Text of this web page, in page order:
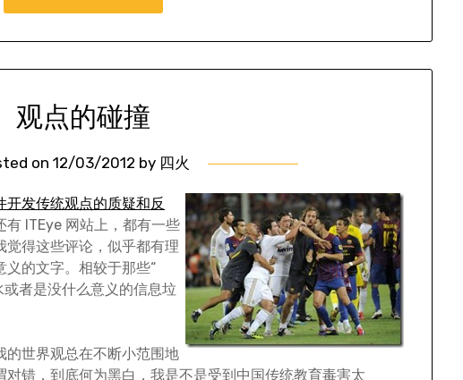
观点的碰撞
on12/03/2012 by 四火
开发传统观点的质疑和反
有 ITEye 网站上，都有一些
得这些评论，似乎都有理
的文字。相较于那些“
或者是没什么意义的信息垃
的世界观总在不断小范围地
错，到底何为黑白，我是不是受到中国传统教育毒害太